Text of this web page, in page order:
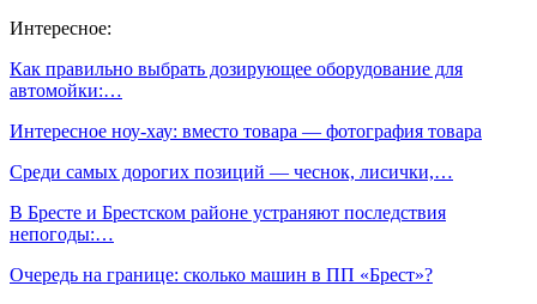
Интересное:
Как правильно выбрать дозирующее оборудование для
автомойки:…
Интересное ноу-хау: вместо товара — фотография товара
Среди самых дорогих позиций — чеснок, лисички,…
В Бресте и Брестском районе устраняют последствия
непогоды:…
Очередь на границе: сколько машин в ПП «Брест»?